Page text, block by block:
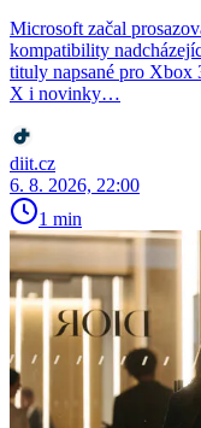
Microsoft začal
kompatibility
tituly napsané pro
X i novinky…
diit.cz
6. 8. 2026, 22:00
1 min